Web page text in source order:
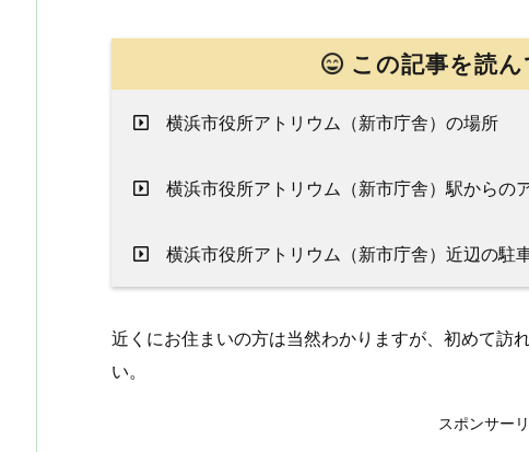
この記事を読
横浜市役所アトリウム（新市庁舎）の場所
横浜市役所アトリウム（新市庁舎）駅からの
横浜市役所アトリウム（新市庁舎）近辺の駐
近くにお住まいの方は当然わかりますが、初めて訪
い。
スポンサー